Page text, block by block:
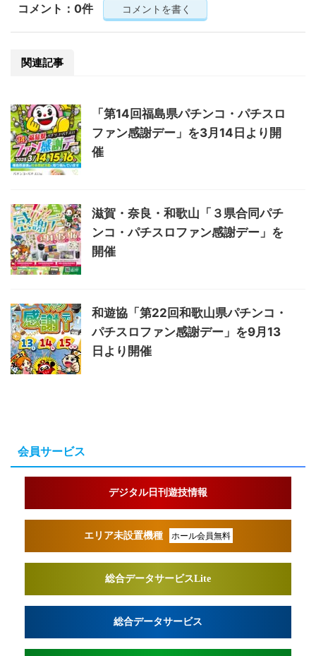
コメント：0件 コメントを書く
関連記事
「第14回福島県パチンコ・パチスロ
ファン感謝デー」を3月14日より開
催
滋賀・奈良・和歌山「３県合同パチ
ンコ・パチスロファン感謝デー」を
開催
和遊協「第22回和歌山県パチンコ・
パチスロファン感謝デー」を9月13
日より開催
会員サービス
デジタル日刊遊技情報
エリア未設置機種 ホール会員無料
総合データサービスLite
総合データサービス